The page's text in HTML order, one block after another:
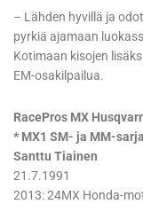
– Lähden hyvillä ja
pyrkiä ajamaan
Kotimaan kisojen
EM-osakilpailua.
RacePros MX
* MX1 SM- ja MM-
Santtu Tiainen
21.7.1991
2013: 24MX Honda-